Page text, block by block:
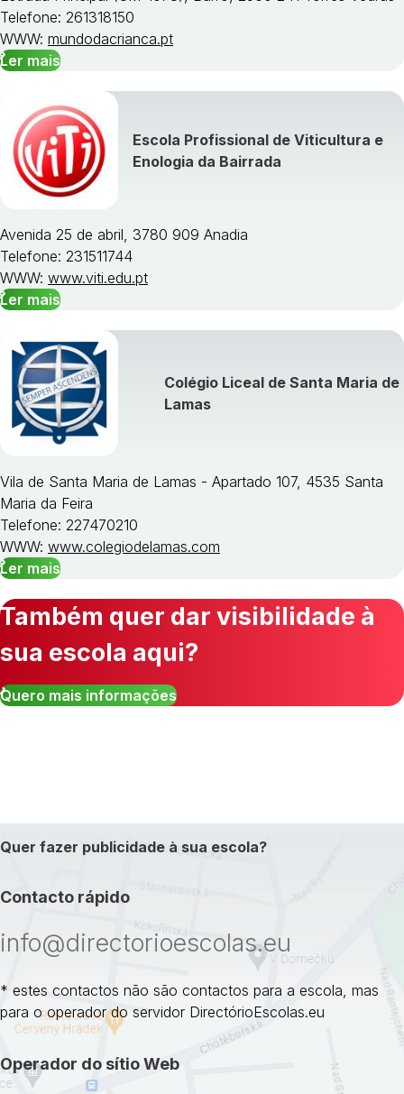
Telefone: 261318150
WWW: mundodacrianca.pt
Ler mais
Escola Profissional de Viticultura e
Enologia da Bairrada
Avenida 25 de abril, 3780 909 Anadia
Telefone: 231511744
WWW: www.viti.edu.pt
Ler mais
Colégio Liceal de Santa Maria de
Lamas
Vila de Santa Maria de Lamas - Apartado 107, 4535 Santa
Maria da Feira
Telefone: 227470210
WWW: www.colegiodelamas.com
Ler mais
Também quer dar visibilidade à
sua escola aqui?
Quero mais informações
Quer fazer publicidade à sua escola?
Contacto rápido
info@directorioescolas.eu
* estes contactos não são contactos para a escola, mas
para o operador do servidor DirectórioEscolas.eu
Operador do sítio Web